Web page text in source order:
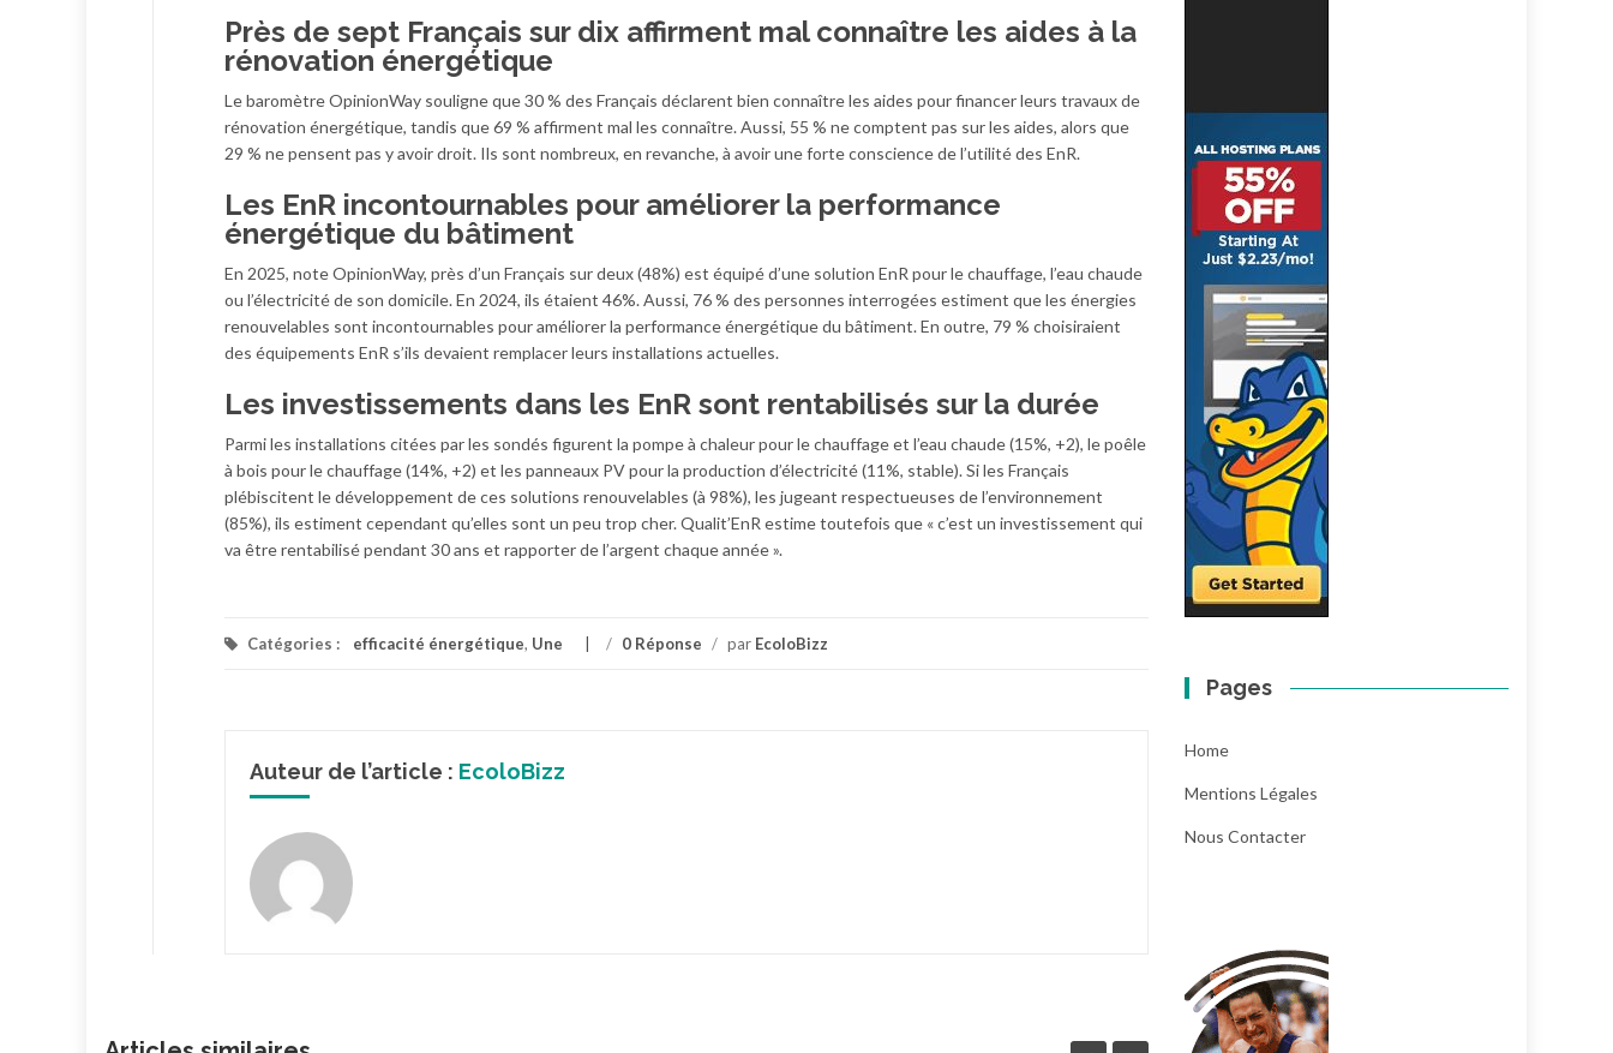
Près de sept Français sur dix affirment mal connaître les aides à la
rénovation énergétique
Le baromètre OpinionWay souligne que 30 % des Français déclarent bien connaître les aides pour financer leurs travaux de
rénovation énergétique, tandis que 69 % affirment mal les connaître. Aussi, 55 % ne comptent pas sur les aides, alors que
29 % ne pensent pas y avoir droit. Ils sont nombreux, en revanche, à avoir une forte conscience de l’utilité des EnR.
Les EnR incontournables pour améliorer la performance
énergétique du bâtiment
En 2025, note OpinionWay, près d’un Français sur deux (48%) est équipé d’une solution EnR pour le chauffage, l’eau chaude
ou l’électricité de son domicile. En 2024, ils étaient 46%. Aussi, 76 % des personnes interrogées estiment que les énergies
renouvelables sont incontournables pour améliorer la performance énergétique du bâtiment. En outre, 79 % choisiraient
des équipements EnR s’ils devaient remplacer leurs installations actuelles.
Les investissements dans les EnR sont rentabilisés sur la durée
Parmi les installations citées par les sondés figurent la pompe à chaleur pour le chauffage et l’eau chaude (15%, +2), le poêle
à bois pour le chauffage (14%, +2) et les panneaux PV pour la production d’électricité (11%, stable). Si les Français
plébiscitent le développement de ces solutions renouvelables (à 98%), les jugeant respectueuses de l’environnement
(85%), ils estiment cependant qu’elles sont un peu trop cher. Qualit’EnR estime toutefois que « c’est un investissement qui
va être rentabilisé pendant 30 ans et rapporter de l’argent chaque année ».
Catégories : efficacité énergétique, Une / 0 Réponse / par EcoloBizz
Auteur de l’article : EcoloBizz
Pages
Home
Mentions Légales
Nous Contacter